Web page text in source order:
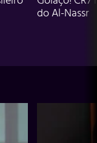
do Al-Nassr